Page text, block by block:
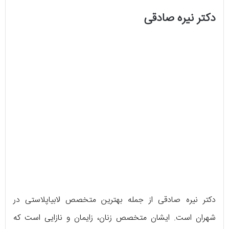
دکتر نیره صادقی
دکتر نیره صادقی از جمله بهترین متخصص لابیاپلاستی در
شهران است. ایشان متخصص زنان، زایمان و نازایی است که